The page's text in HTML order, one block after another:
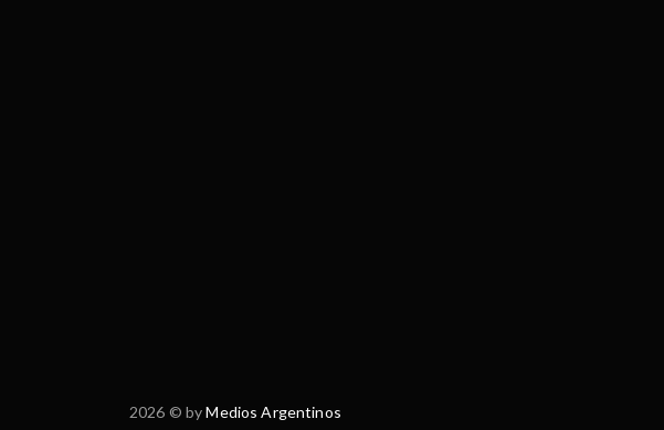
2026 © byMedios Argentinos